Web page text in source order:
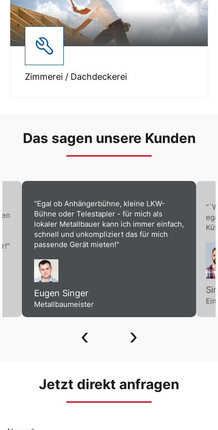
Zimmerei / Dachdeckerei
Das sagen unsere Kunden
"Egal ob Anhängerbühne, kleine LKW-
Bühne oder Telestapler - für mich als
lokaler Metallbauer kann ich immer einfach,
schnell und unkompliziert das für mich
passende Gerät mieten!"
Eugen Singer
Metallbaumeister
‹ ›
Jetzt direkt anfragen